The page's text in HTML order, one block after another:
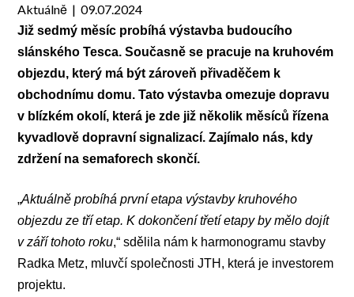
Aktuálně | 09.07.2024
Již sedmý měsíc probíhá výstavba budoucího
slánského Tesca. Současně se pracuje na kruhovém
objezdu, který má být zároveň přivaděčem k
obchodnímu domu. Tato výstavba omezuje dopravu
v blízkém okolí, která je zde již několik měsíců řízena
kyvadlově dopravní signalizací. Zajímalo nás, kdy
zdržení na semaforech skončí.
„Aktuálně probíhá první etapa výstavby kruhového
objezdu ze tří etap. K dokončení třetí etapy by mělo dojít
v září tohoto roku,“ sdělila nám k harmonogramu stavby
Radka Metz, mluvčí společnosti JTH, která je investorem
projektu.